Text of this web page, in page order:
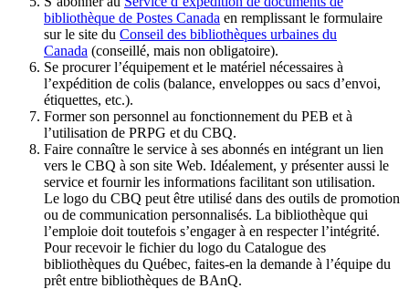
bibliothèque de Postes Canada en remplissant le formulaire
sur le site du Conseil des bibliothèques urbaines du
Canada (conseillé, mais non obligatoire).
Se procurer l’équipement et le matériel nécessaires à
l’expédition de colis (balance, enveloppes ou sacs d’envoi,
étiquettes, etc.).
Former son personnel au fonctionnement du PEB et à
l’utilisation de PRPG et du CBQ.
Faire connaître le service à ses abonnés en intégrant un lien
vers le CBQ à son site Web. Idéalement, y présenter aussi le
service et fournir les informations facilitant son utilisation.
Le logo du CBQ peut être utilisé dans des outils de promotion
ou de communication personnalisés. La bibliothèque qui
l’emploie doit toutefois s’engager à en respecter l’intégrité.
Pour recevoir le fichier du logo du Catalogue des
bibliothèques du Québec, faites-en la demande à l’équipe du
prêt entre bibliothèques de BAnQ.